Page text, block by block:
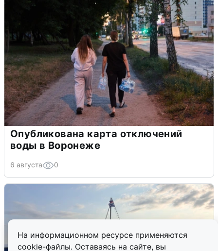
На информационном ресурсе применяются
cookie-файлы. Оставаясь на сайте, вы
Опубликована карта отключений
воды в Воронеже
6 августа 0